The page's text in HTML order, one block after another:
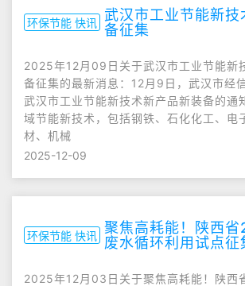
环保节能 快讯 武汉市工业节能新技
备征集
2025年12月09日关于武汉市工业节能新
备征集的最新消息：12月9日，武汉市经
武汉市工业节能新技术新产品新装备的通
域节能新技术，包括钢铁、石化化工、电
材、机械
2025-12-09
环保节能 快讯 聚焦高耗能！陕西
废水循环利用试点征
2025年12月03日关于聚焦高耗能！陕西